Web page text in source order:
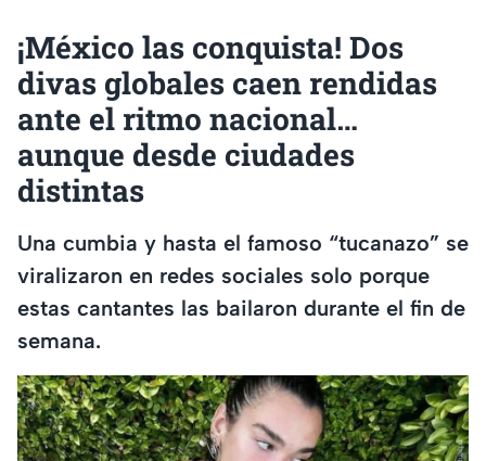
¡México las conquista! Dos
divas globales caen rendidas
ante el ritmo nacional…
aunque desde ciudades
distintas
Una cumbia y hasta el famoso “tucanazo” se
viralizaron en redes sociales solo porque
estas cantantes las bailaron durante el fin de
semana.